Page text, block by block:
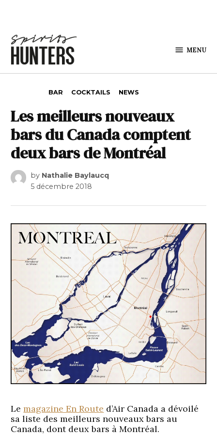
MENU
BAR COCKTAILS NEWS
Les meilleurs nouveaux
bars du Canada comptent
deux bars de Montréal
by Nathalie Baylaucq
5 décembre 2018
Lemagazine En Route d’Air Canada a dévoilé
sa liste des meilleurs nouveaux bars au
Canada, dont deux bars à Montréal.